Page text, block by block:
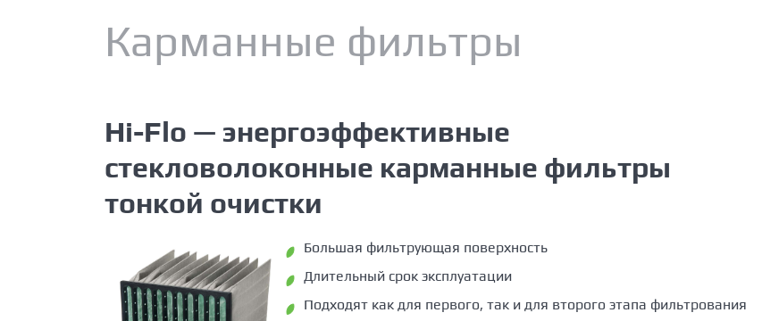
Карманные фильтры
Hi-Flo — энергоэффективные
стекловолоконные карманные фильтры
тонкой очистки
Большая фильтрующая поверхность
Длительный срок эксплуатации
Подходят как для первого, так и для второго этапа фильтрования